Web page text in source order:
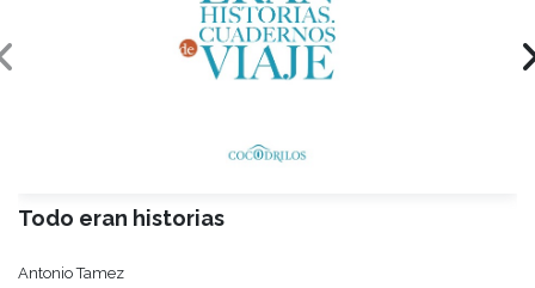
Todo eran historias
Antonio Tamez